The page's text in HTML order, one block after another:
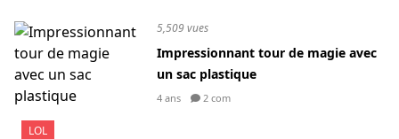
LOL
5,509 vues
Impressionnant tour de magie avec
un sac plastique
4 ans 2 com